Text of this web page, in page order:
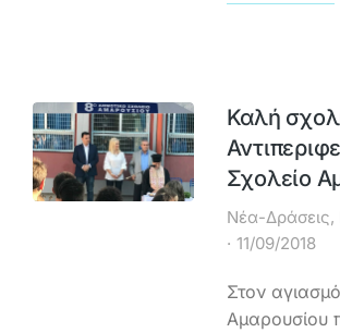
Καλή
Σχολείο
Νέα-Δράσεις,
11/09/2018
Στον
Αμαρουσίου